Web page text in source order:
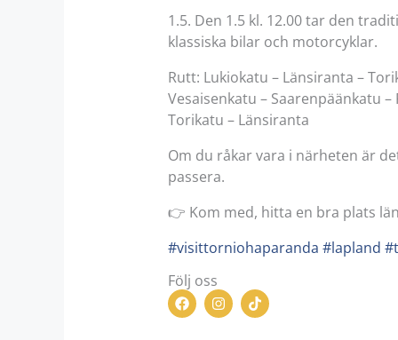
1.5. Den 1.5 kl. 12.00 tar den
klassiska bilar och motorcyklar.
Rutt: Lukiokatu – Länsiranta –
Vesaisenkatu – Saarenpäänkatu
Torikatu – Länsiranta
Om du råkar vara i närheten är
passera.
👉 Kom med, hitta en bra plats
#visittorniohaparanda #lapland
Följ oss
F
a
c
I
n
s
T
i
k